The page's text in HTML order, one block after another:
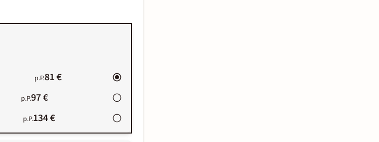
p.P.81 €
p.P.97 €
p.P.134 €